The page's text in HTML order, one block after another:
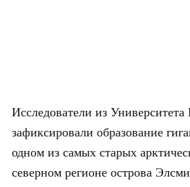
Исследователи из
зафиксировали образование
одном из самых старых
северном регионе острова